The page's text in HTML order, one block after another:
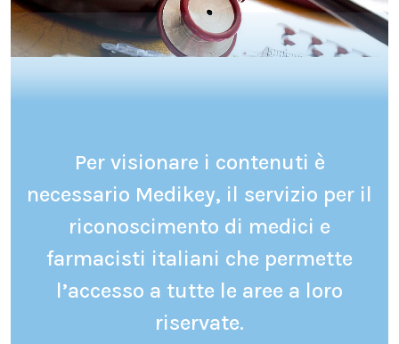
Per visionare i contenuti è
necessario Medikey, il servizio per il
riconoscimento di medici e
farmacisti italiani che permette
l’accesso a tutte le aree a loro
riservate.